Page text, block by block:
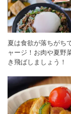
夏は食欲が落ちがち
ャージ！お肉や夏野
き飛ばしましょう！